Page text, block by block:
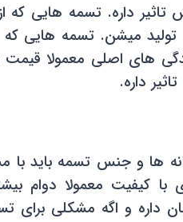
داره. تسمه هایی که از
میشن. تسمه هایی که
های اصلی معمولا قیمت
ها و جنس تسمه باید
کیفیت معمولا دوام
داره و اگه مشکلی